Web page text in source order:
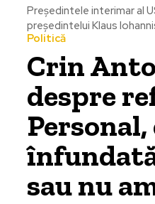
Preşedintele interimar al
președintelui Klaus
Politică
Crin
despre
sau nu